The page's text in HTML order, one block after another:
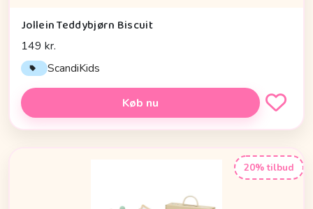
Jollein Teddybjørn Biscuit
149 kr.
ScandiKids
Køb nu
20% tilbud